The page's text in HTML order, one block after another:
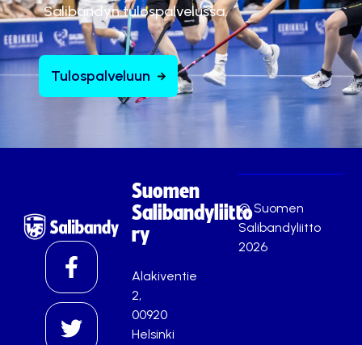
Salibandyn tulospalvelussa.
Tulospalveluun
Suomen
Salibandyliitto
ry
Alakiventie
2,
00920
Helsinki
© Suomen
Salibandyliitto
2026